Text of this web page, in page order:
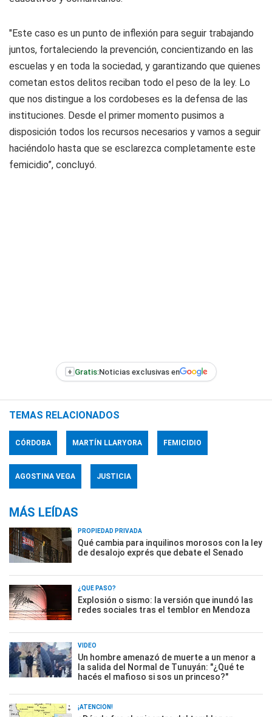
"Este caso es un punto de inflexión para seguir trabajando
juntos, fortaleciendo la prevención, concientizando en las
escuelas y en toda la sociedad, y garantizando que quienes
cometan estos delitos reciban todo el peso de la ley. Lo
que nos distingue a los cordobeses es la defensa de las
instituciones. Desde el primer momento pusimos a
disposición todos los recursos necesarios y vamos a seguir
haciéndolo hasta que se esclarezca completamente este
femicidio”, concluyó.
+ Gratis:Noticias exclusivas en
TEMAS RELACIONADOS
CÓRDOBA MARTÍN LLARYORA FEMICIDIO
AGOSTINA VEGA JUSTICIA
MÁS LEÍDAS
PROPIEDAD PRIVADA
Qué cambia para inquilinos morosos con la ley
de desalojo exprés que debate el Senado
¿QUÉ PASÓ?
Explosión o sismo: la versión que inundó las
redes sociales tras el temblor en Mendoza
VIDEO
Un hombre amenazó de muerte a un menor a
la salida del Normal de Tunuyán: "¿Qué te
hacés el mafioso si sos un princeso?"
¡ATENCIÓN!